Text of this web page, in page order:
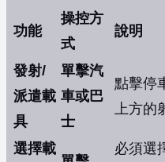
功能
操控方
式
說明
發射/
派遣載
具
單擊汽
車或巴
士
點擊停
上方的
選擇載
必須選